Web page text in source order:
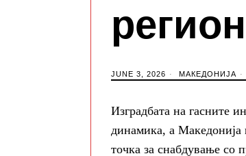
JUNE 3, 2026 МАКЕДОНИЈА
Изградбата на гасните
динамика, а Македонија
точка за снабдување со